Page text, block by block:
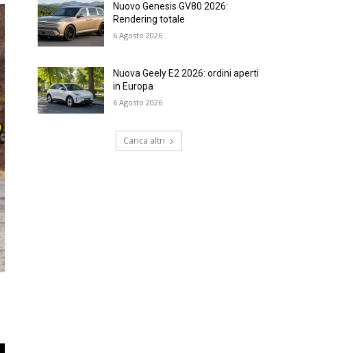
Nuovo Genesis GV80 2026:
Rendering totale
6 Agosto 2026
Nuova Geely E2 2026: ordini aperti
in Europa
6 Agosto 2026
Carica altri